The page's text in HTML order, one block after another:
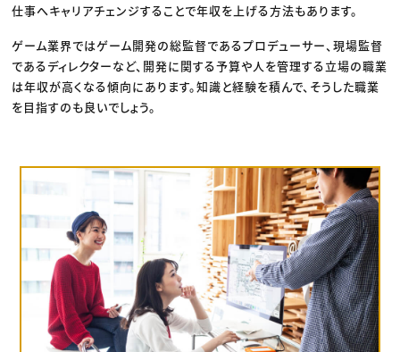
仕事へキャリアチェンジすることで年収を上げる方法もあります。
ゲーム業界ではゲーム開発の総監督であるプロデューサー、現場監督
であるディレクターなど、開発に関する予算や人を管理する立場の職業
は年収が高くなる傾向にあります。知識と経験を積んで、そうした職業
を目指すのも良いでしょう。